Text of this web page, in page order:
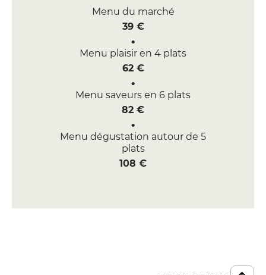
Menu du marché
39 €
Menu plaisir en 4 plats
62 €
Menu saveurs en 6 plats
82 €
Menu dégustation autour de 5
plats
108 €